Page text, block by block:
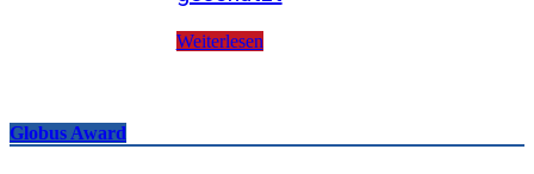
Weiterlesen
Globus Award